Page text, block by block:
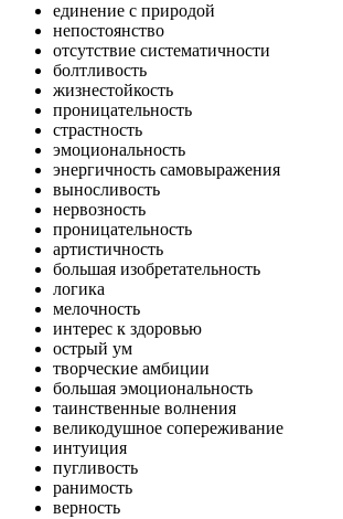
единение с природой
непостоянство
отсутствие систематичности
болтливость
жизнестойкость
проницательность
страстность
эмоциональность
энергичность самовыражения
выносливость
нервозность
проницательность
артистичность
большая изобретательность
логика
мелочность
интерес к здоровью
острый ум
творческие амбиции
большая эмоциональность
таинственные волнения
великодушное сопереживание
интуиция
пугливость
ранимость
верность